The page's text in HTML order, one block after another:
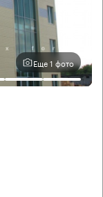
Еще 1 фото